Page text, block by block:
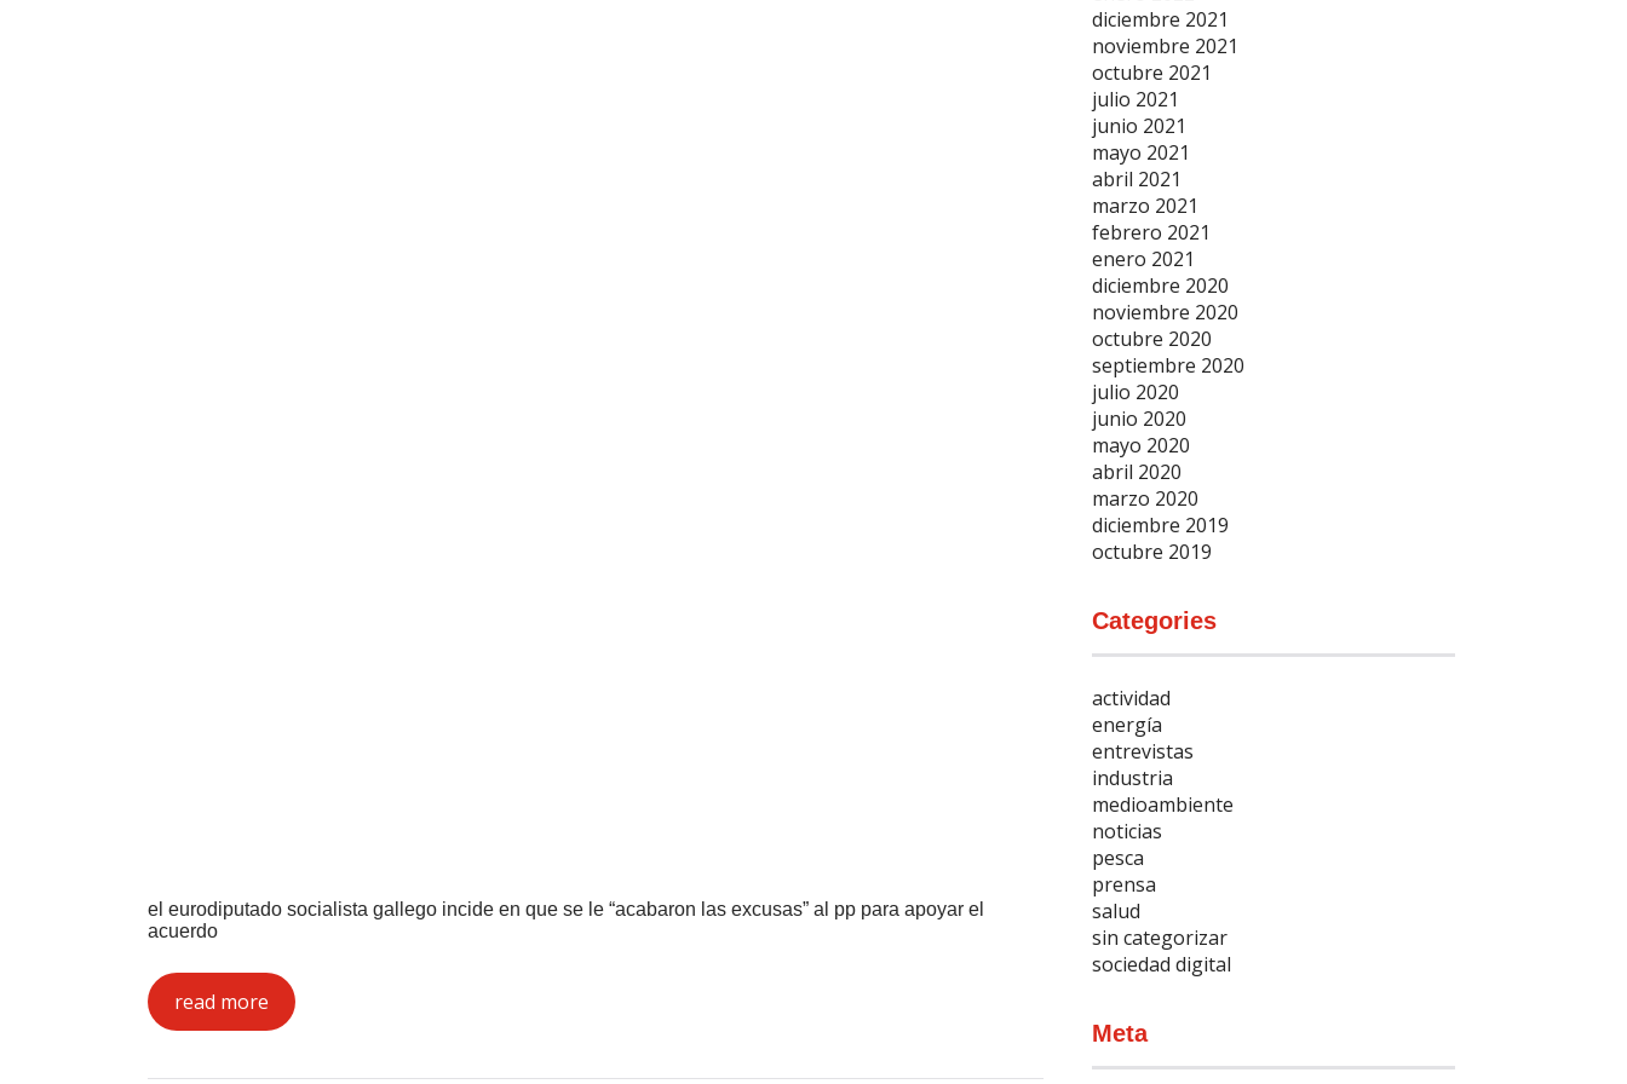
el eurodiputado socialista gallego incide en que se le “acabaron las excusas” al pp para apoyar el
acuerdo
read more
diciembre 2021
noviembre 2021
octubre 2021
julio 2021
junio 2021
mayo 2021
abril 2021
marzo 2021
febrero 2021
enero 2021
diciembre 2020
noviembre 2020
octubre 2020
septiembre 2020
julio 2020
junio 2020
mayo 2020
abril 2020
marzo 2020
diciembre 2019
octubre 2019
Categories
actividad
energía
entrevistas
industria
medioambiente
noticias
pesca
prensa
salud
sin categorizar
sociedad digital
Meta